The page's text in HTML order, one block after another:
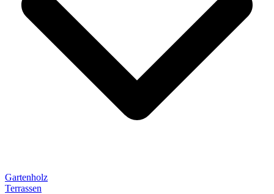
Gartenholz
Terrassen